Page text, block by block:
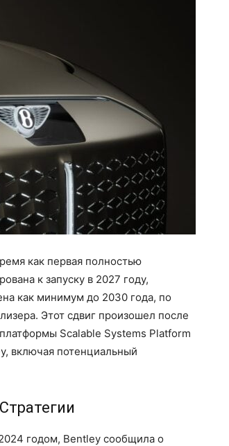
как первая полностью
к запуску в 2027 году,
как минимум до 2030 года, по
Этот сдвиг произошел после
Scalable Systems Platform
включая потенциальный
годом, Bentley сообщила о